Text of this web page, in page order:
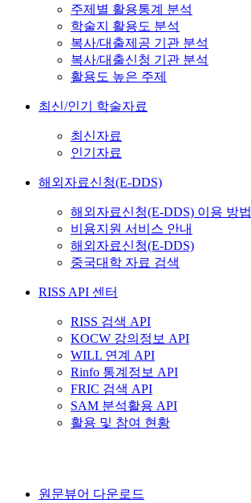
주제별 활용통계 분석
학술지 활용도 분석
복사/대출제공 기관 분석
복사/대출신청 기관 분석
활용도 높은 주제
최신/인기 학술자료
최신자료
인기자료
해외자료신청(E-DDS)
해외자료신청(E-DDS) 이용 방법
비용지원 서비스 안내
해외자료신청(E-DDS)
중국대학 자료 검색
RISS API 센터
RISS 검색 API
KOCW 강의정보 API
WILL 연계 API
Rinfo 통계정보 API
FRIC 검색 API
SAM 분석활용 API
활용 및 참여 현황
원문뷰어 다운로드